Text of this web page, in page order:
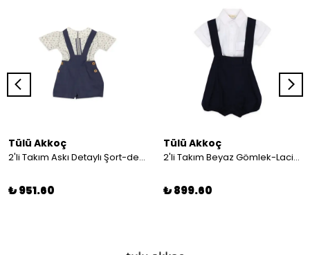
Tülü Akkoç
2'li Takım Askı Detaylı Şort-desenli Gömlek
₺ 951.60
Tülü Akkoç
2'li Takım Beyaz Gömlek-Lacivert Askılı Şort
₺ 899.60